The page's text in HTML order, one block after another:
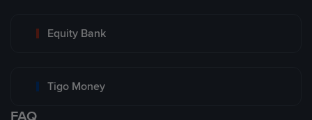
Equity Bank
Tigo Money
FAQ